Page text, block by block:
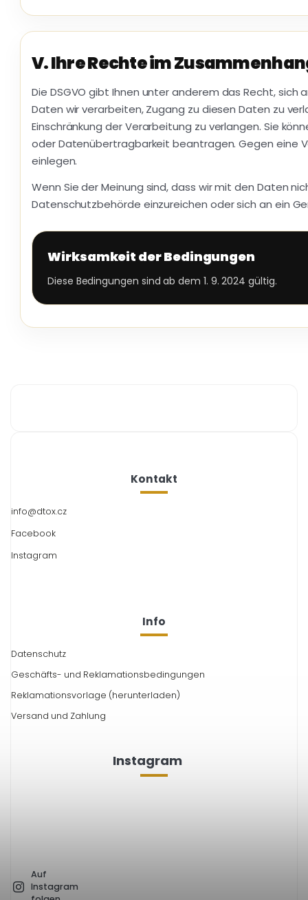
V. Ihre Rechte im
Die DSGVO gibt Ihnen unter anderem das Recht,
Daten wir verarbeiten, Zugang zu diesen Daten zu
Einschränkung der Verarbeitung zu verlangen. Sie
oder Datenübertragbarkeit beantragen. Gegen eine
einlegen.
Wenn Sie der Meinung sind, dass wir mit den Daten
Datenschutzbehörde einzureichen oder sich an ein
Wirksamkeit der Bedingungen
Diese Bedingungen sind ab dem 1. 9. 2024 gültig.
Kontakt
info@dtox.cz
Facebook
Instagram
Info
Datenschutz
Geschäfts- und Reklamationsbedingungen
Reklamationsvorlage (herunterladen)
Versand und Zahlung
Instagram
Auf
Instagram